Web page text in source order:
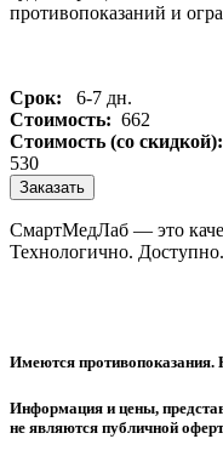
противопоказаний и
Срок:
6-7 дн.
Стоимость: 662
Стоимость (со скидкой):
530
Заказать
СмартМедЛаб — это
Технологично. Доступно.
Имеются противопоказания.
Информация и цены,
не являются публичной